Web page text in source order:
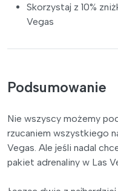
Skorzystaj z 10%
Vegas
Podsumowanie
Nie wszyscy możemy
rzucaniem wszystkiego
Vegas. Ale jeśli nadal
pakiet adrenaliny w Las